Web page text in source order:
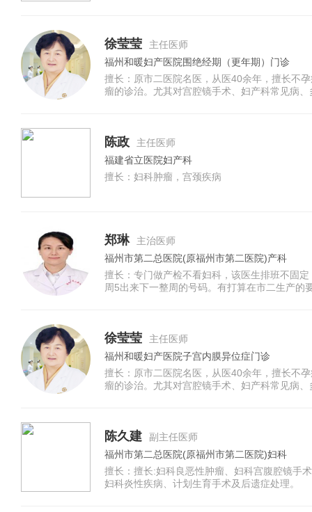
徐莹莹
主任医师
福州和暖妇产医院围绝经期（更年期）门诊
擅长：原市二医院名医，从医40余年，擅长不
瘤的诊治。尤其对宫腔镜手术、妇产科常见病
陈政
主任医师
福建省立医院妇产科
擅长：妇科肿瘤，宫颈疾病
郑琳
主治医师
福州市第二总医院(原福州市第二医院)产科
擅长：专门做产检不看妇科，该医生排班不固
周5出来下一整周的号码。有打算在市二生产的
徐莹莹
主任医师
福州和暖妇产医院子宫内膜异位症门诊
擅长：原市二医院名医，从医40余年，擅长不
瘤的诊治。尤其对宫腔镜手术、妇产科常见病
陈久建
副主任医师
福州市第二总医院(原福州市第二医院)妇科
擅长：擅长:妇科良恶性肿瘤、妇科宫腹腔镜手
妇科炎性疾病、计划生育手术及后遗症处理。